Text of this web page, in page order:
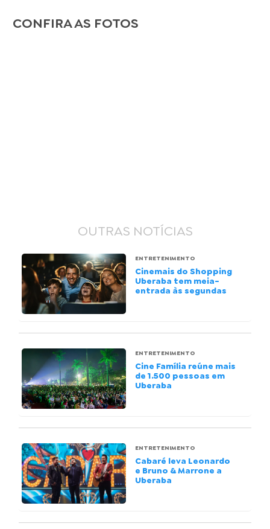
CONFIRA AS FOTOS
OUTRAS NOTÍCIAS
ENTRETENIMENTO
Cinemais do Shopping
Uberaba tem meia-
entrada às segundas
ENTRETENIMENTO
Cine Família reúne mais
de 1.500 pessoas em
Uberaba
ENTRETENIMENTO
Cabaré leva Leonardo
e Bruno & Marrone a
Uberaba